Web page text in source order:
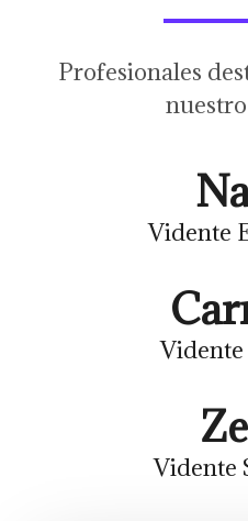
Profesionales
Vidente
Vidente